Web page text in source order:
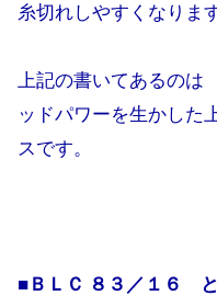
糸切れしやすくなります
上記の書いてあるの
ッドパワーを生かした
スです。
■ＢＬＣ ８３／１６